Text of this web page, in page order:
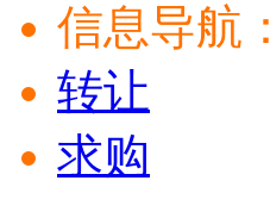
信息导航：
转让
求购